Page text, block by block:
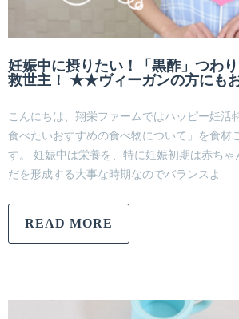
妊娠中に摂りたい！「黒酢」つわ
救世主！ ★★ヴィーガンの方にも
こんにちは、翔栄ファームではハッピー妊活
食べたいおすすめの食べ物について」を食材
す。 妊娠中は栄養を、特に妊娠初期は赤ちゃ
だを形成する大事な時期なのでバランスよ
READ MORE